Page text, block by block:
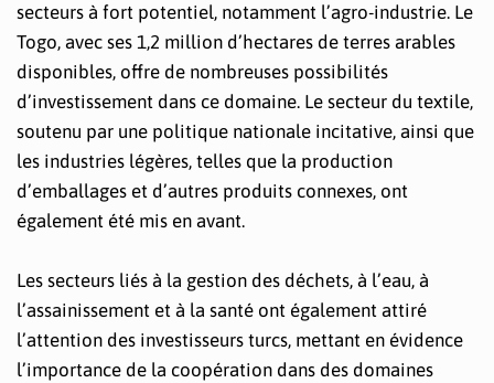
secteurs à fort potentiel, notamment l’agro-industrie. Le
Togo, avec ses 1,2 million d’hectares de terres arables
disponibles, offre de nombreuses possibilités
d’investissement dans ce domaine. Le secteur du textile,
soutenu par une politique nationale incitative, ainsi que
les industries légères, telles que la production
d’emballages et d’autres produits connexes, ont
également été mis en avant.
Les secteurs liés à la gestion des déchets, à l’eau, à
l’assainissement et à la santé ont également attiré
l’attention des investisseurs turcs, mettant en évidence
l’importance de la coopération dans des domaines